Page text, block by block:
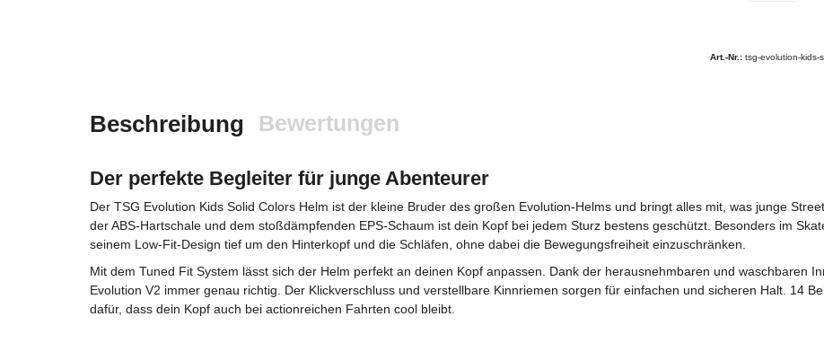
Art.-Nr.: tsg-evolution-kids-
Beschreibung Bewertungen
Der perfekte Begleiter für junge Abenteurer
Der TSG Evolution Kids Solid Colors Helm ist der kleine Bruder des großen Evolution-Helms und bringt alles mit, was junge
der ABS-Hartschale und dem stoßdämpfenden EPS-Schaum ist dein Kopf bei jedem Sturz bestens geschützt. Besonders im
seinem Low-Fit-Design tief um den Hinterkopf und die Schläfen, ohne dabei die Bewegungsfreiheit einzuschränken.
Mit dem Tuned Fit System lässt sich der Helm perfekt an deinen Kopf anpassen. Dank der herausnehmbaren und waschbaren
Evolution V2 immer genau richtig. Der Klickverschluss und verstellbare Kinnriemen sorgen für einfachen und sicheren Halt. 14
dafür, dass dein Kopf auch bei actionreichen Fahrten cool bleibt.